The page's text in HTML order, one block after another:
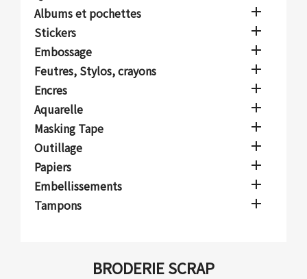
Albums et pochettes

Stickers

Embossage

Feutres, Stylos, crayons

Encres

Aquarelle

Masking Tape

Outillage

Papiers

Embellissements

Tampons

BRODERIE SCRAP